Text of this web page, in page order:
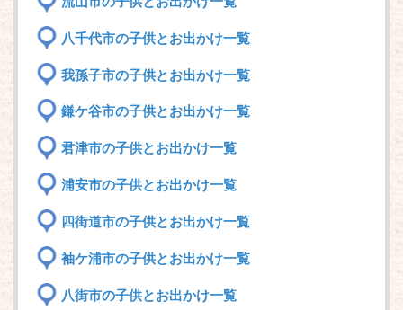
八千代市の子供とお出かけ一覧
我孫子市の子供とお出かけ一覧
鎌ケ谷市の子供とお出かけ一覧
君津市の子供とお出かけ一覧
浦安市の子供とお出かけ一覧
四街道市の子供とお出かけ一覧
袖ケ浦市の子供とお出かけ一覧
八街市の子供とお出かけ一覧